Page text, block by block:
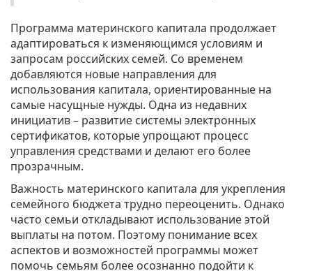
Программа материнского капитала продолжает
адаптироваться к изменяющимся условиям и
запросам российских семей. Со временем
добавляются новые направления для
использования капитала, ориентированные на
самые насущные нужды. Одна из недавних
инициатив – развитие системы электронных
сертификатов, которые упрощают процесс
управления средствами и делают его более
прозрачным.
Важность материнского капитала для укрепления
семейного бюджета трудно переоценить. Однако
часто семьи откладывают использование этой
выплаты на потом. Поэтому понимание всех
аспектов и возможностей программы может
помочь семьям более осознанно подойти к